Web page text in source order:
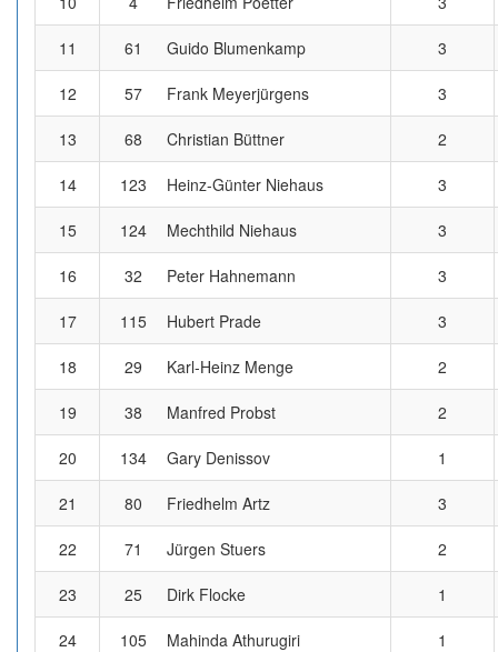
11 61 Guido Blumenkamp 3
12 57 Frank Meyerjürgens 3
13 68 Christian Büttner 2
14 123 Heinz-Günter Niehaus 3
15 124 Mechthild Niehaus 3
16 32 Peter Hahnemann 3
17 115 Hubert Prade 3
18 29 Karl-Heinz Menge 2
19 38 Manfred Probst 2
20 134 Gary Denissov 1
21 80 Friedhelm Artz 3
22 71 Jürgen Stuers 2
23 25 Dirk Flocke 1
24 105 Mahinda Athurugiri 1